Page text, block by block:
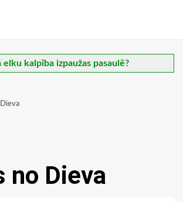
elku kalpība izpaužas pasaulē?
no Dieva